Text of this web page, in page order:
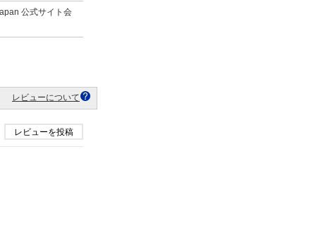
公式サイト会
レビューについて
レビューを投稿